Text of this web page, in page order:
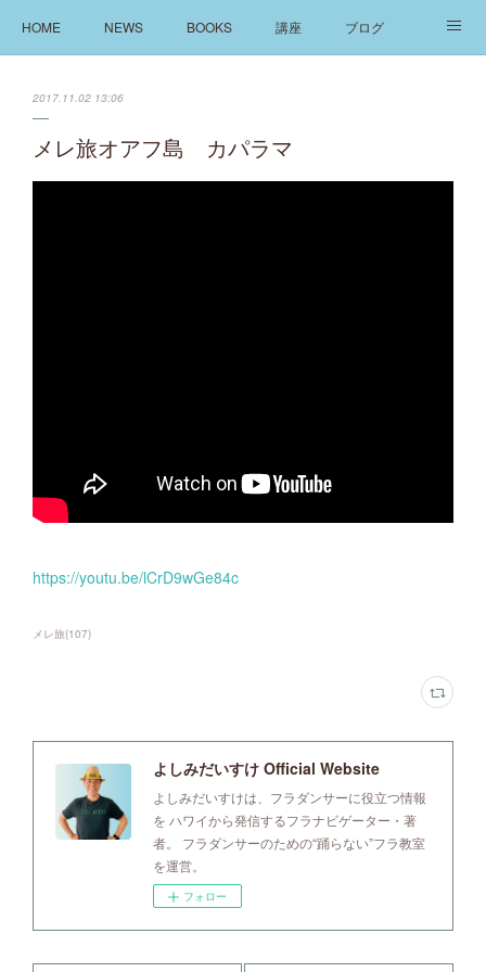
HOME NEWS BOOKS 講座 ブログ
2017.11.02 13:06
メレ旅オアフ島 カパラマ
https://youtu.be/lCrD9wGe84c
メレ旅(107)
よしみだいすけ Official Website
よしみだいすけは、フラダンサーに役立つ情報
を ハワイから発信するフラナビゲーター・著
者。 フラダンサーのための“踊らない”フラ教室
を運営。
フォロー